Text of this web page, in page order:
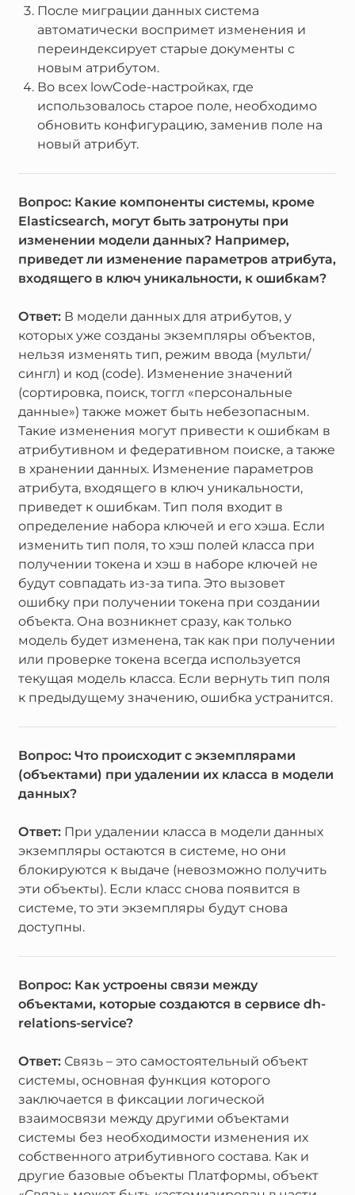
После миграции данных система
автоматически воспримет изменения и
переиндексирует старые документы с
новым атрибутом.
Во всех lowCode-настройках, где
использовалось старое поле, необходимо
обновить конфигурацию, заменив поле на
новый атрибут.
Вопрос: Какие компоненты системы, кроме
Elasticsearch, могут быть затронуты при
изменении модели данных? Например,
приведет ли изменение параметров атрибута,
входящего в ключ уникальности, к ошибкам?
Ответ:В модели данных для атрибутов, у
которых уже созданы экземпляры объектов,
нельзя изменять тип, режим ввода (мульти/
сингл) и код (code). Изменение значений
(сортировка, поиск, тоггл «персональные
данные») также может быть небезопасным.
Такие изменения могут привести к ошибкам в
атрибутивном и федеративном поиске, а также
в хранении данных. Изменение параметров
атрибута, входящего в ключ уникальности,
приведет к ошибкам. Тип поля входит в
определение набора ключей и его хэша. Если
изменить тип поля, то хэш полей класса при
получении токена и хэш в наборе ключей не
будут совпадать из-за типа. Это вызовет
ошибку при получении токена при создании
объекта. Она возникнет сразу, как только
модель будет изменена, так как при получении
или проверке токена всегда используется
текущая модель класса. Если вернуть тип поля
к предыдущему значению, ошибка устранится.
Вопрос: Что происходит с экземплярами
(объектами) при удалении их класса в модели
данных?
Ответ:При удалении класса в модели данных
экземпляры остаются в системе, но они
блокируются к выдаче (невозможно получить
эти объекты). Если класс снова появится в
системе, то эти экземпляры будут снова
доступны.
Вопрос: Как устроены связи между
объектами, которые создаются в сервисе dh-
relations-service?
Ответ:Связь – это самостоятельный объект
системы, основная функция которого
заключается в фиксации логической
взаимосвязи между другими объектами
системы без необходимости изменения их
собственного атрибутивного состава. Как и
другие базовые объекты Платформы, объект